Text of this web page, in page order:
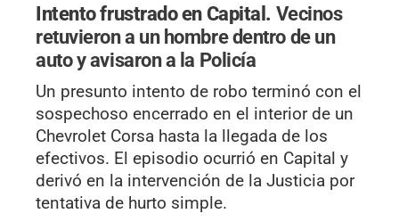
Intento frustrado en Capital. Vecinos
retuvieron a un hombre dentro de un
auto y avisaron a la Policía
Un presunto intento de robo terminó con el
sospechoso encerrado en el interior de un
Chevrolet Corsa hasta la llegada de los
efectivos. El episodio ocurrió en Capital y
derivó en la intervención de la Justicia por
tentativa de hurto simple.